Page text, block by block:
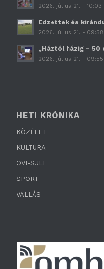
2026. július 21. - 10:03
Edzettek és
2026. július 21. - 09:58
„Háztól házig – 50
2026. július 21. - 09:55
HETI KRÓNIKA
KÖZÉLET
KULTÚRA
OVI-SULI
SPORT
VALLÁS